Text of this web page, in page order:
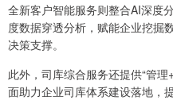
全新客户智能服务则整合AI深度
度数据穿透分析，赋能企业挖掘
决策支撑。
此外，司库综合服务还提供“管
面助力企业司库体系建设落地，